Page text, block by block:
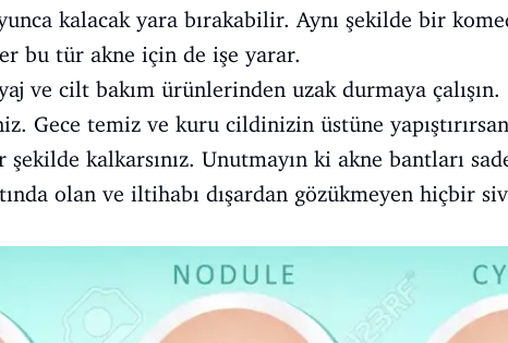
kalacak yara bırakabilir. Aynı şekilde bir
bu tür akne için de işe yarar.
ve cilt bakım ürünlerinden uzak durmaya çalışın.
Gece temiz ve kuru cildinizin üstüne
kalkarsınız. Unutmayın ki akne bantları
olan ve iltihabı dışardan gözükmeyen hiçbir